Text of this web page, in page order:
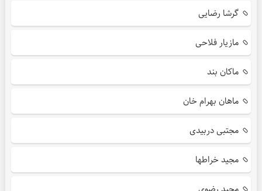
گرشا رضایی
مازیار فلاحی
ماکان بند
ماهان بهرام خان
مجتبی دربیدی
مجید خراطها